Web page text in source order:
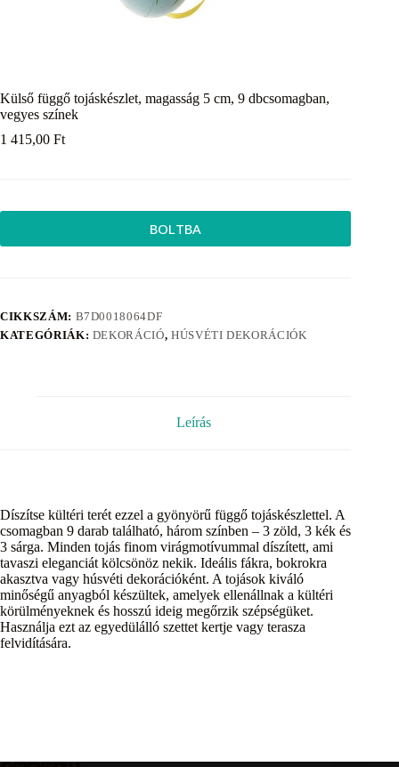
Külső függő tojáskészlet, magasság 5 cm, 9 dbcsomagban,
vegyes színek
1 415,00 Ft
BOLTBA
CIKKSZÁM: B7D0018064DF
KATEGÓRIÁK: DEKORÁCIÓ, HÚSVÉTI DEKORÁCIÓK
Leírás
Díszítse kültéri terét ezzel a gyönyörű függő tojáskészlettel. A
csomagban 9 darab található, három színben – 3 zöld, 3 kék és
3 sárga. Minden tojás finom virágmotívummal díszített, ami
tavaszi eleganciát kölcsönöz nekik. Ideális fákra, bokrokra
akasztva vagy húsvéti dekorációként. A tojások kiváló
minőségű anyagból készültek, amelyek ellenállnak a kültéri
körülményeknek és hosszú ideig megőrzik szépségüket.
Használja ezt az egyedülálló szettet kertje vagy terasza
felvidítására.